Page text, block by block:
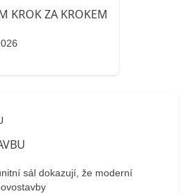
sál dokazují, že moderní